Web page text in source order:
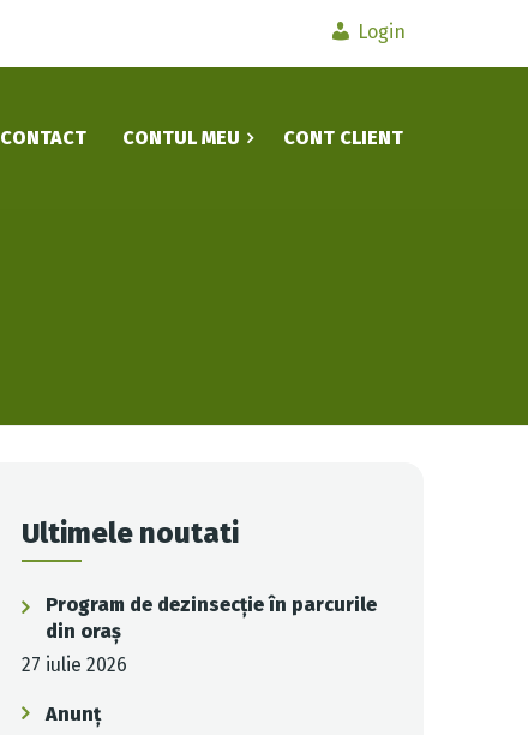
Login
CONTACT CONTUL MEU CONT CLIENT
Ultimele noutati
Program de dezinsecție în parcurile
din oraș
27 iulie 2026
Anunț